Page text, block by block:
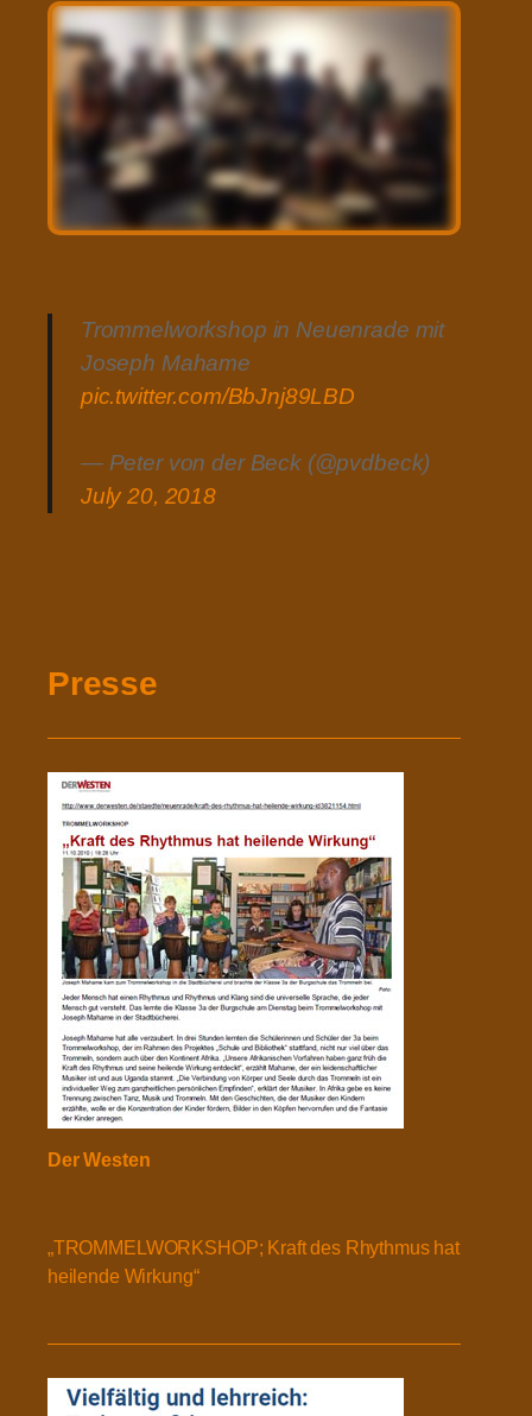
Trommelworkshop in Neuenrade mit
Joseph Mahame
pic.twitter.com/BbJnj89LBD
— Peter von der Beck (@pvdbeck)
July 20, 2018
Presse
Der Westen
„TROMMELWORKSHOP; Kraft des Rhythmus hat
heilende Wirkung“